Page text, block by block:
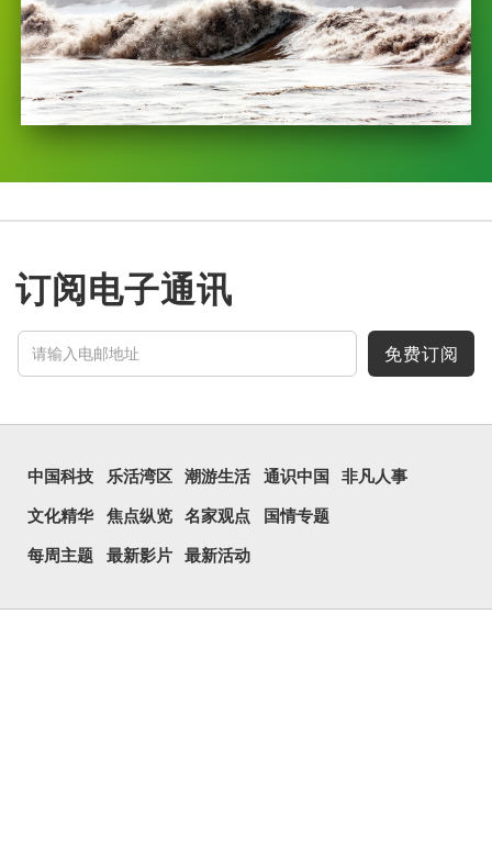
订阅电子通讯
免费订阅
中国科技 乐活湾区 潮游生活 通识中国 非凡人事
文化精华 焦点纵览 名家观点 国情专题
每周主题 最新影片 最新活动